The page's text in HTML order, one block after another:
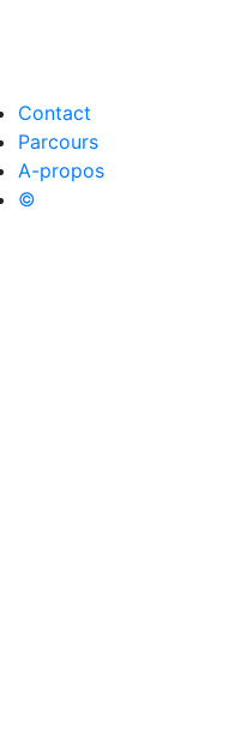
Contact
Parcours
A-propos
©